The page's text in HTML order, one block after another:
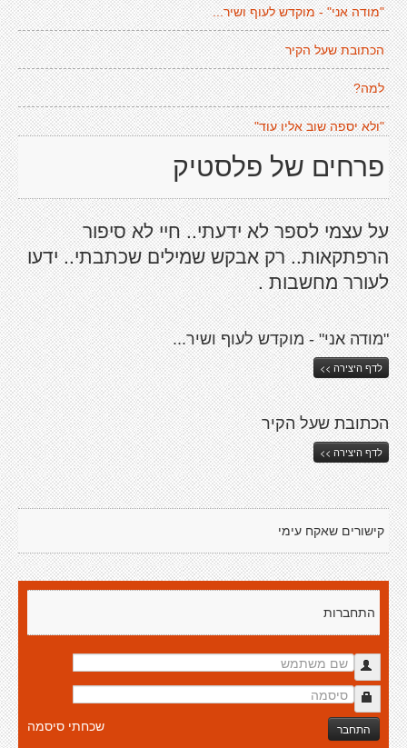
"מודה אני" - מוקדש לעוף ושיר...
הכתובת שעל הקיר
למה?
"ולא יספה שוב אליו עוד"
פרחים של פלסטיק
על עצמי לספר לא ידעתי.. חיי לא סיפור
הרפתקאות.. רק אבקש שמילים שכתבתי.. ידעו
לעורר מחשבות .
"מודה אני" - מוקדש לעוף ושיר...
לדף היצירה >>
הכתובת שעל הקיר
לדף היצירה >>
קישורים שאקח עימי
התחברות
התחבר שכחתי סיסמה